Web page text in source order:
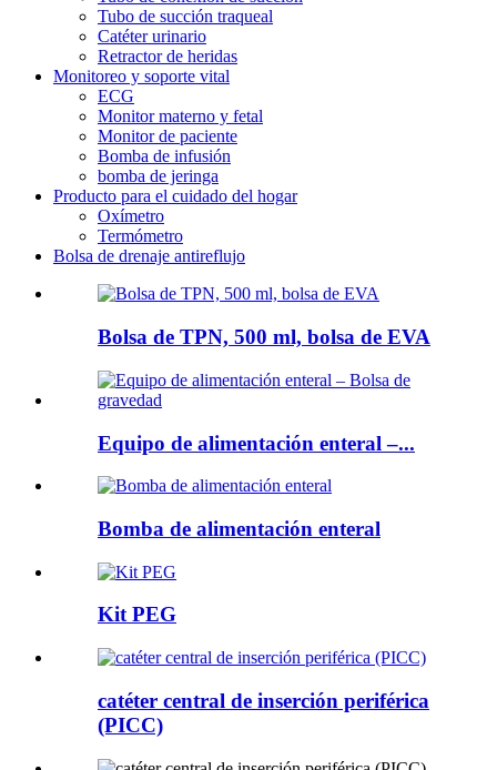
Tubo de succión traqueal
Catéter urinario
Retractor de heridas
Monitoreo y soporte vital
ECG
Monitor materno y fetal
Monitor de paciente
Bomba de infusión
bomba de jeringa
Producto para el cuidado del hogar
Oxímetro
Termómetro
Bolsa de drenaje antireflujo
Bolsa de TPN, 500 ml, bolsa de EVA
Equipo de alimentación enteral –...
Bomba de alimentación enteral
Kit PEG
catéter central de inserción periférica
(PICC)